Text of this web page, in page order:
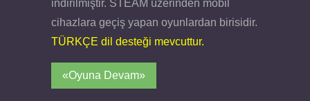
indirilmiştir. STEAM üzerinden mobil
cihazlara geçiş yapan oyunlardan birisidir.
TÜRKÇE dil desteği mevcuttur.
«Oyuna Devam»